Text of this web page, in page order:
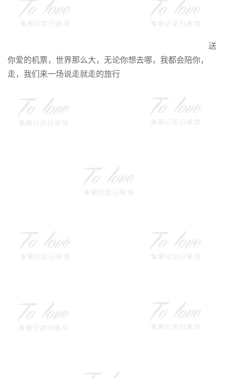
送
你爱的机票，世界那么大，无论你想去哪，我都会陪你，
走，我们来一场说走就走的旅行